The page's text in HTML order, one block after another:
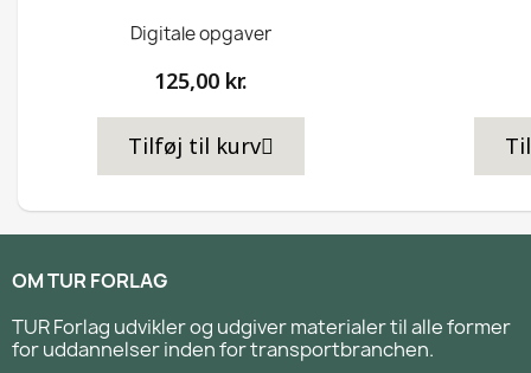
Digitale opgaver
125,00 kr.
Tilføj til kurv
OM TUR FORLAG
TUR Forlag udvikler og udgiver materialer til alle former
for uddannelser inden for transportbranchen.